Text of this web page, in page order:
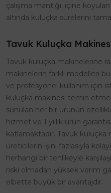
çalışma mantığı, içine
altında kuluçka sürelerini
Tavuk Kuluçka
Tavuk kuluçka makinelerine
makinelerin farklı modelleri
ve profesyonel kullanım için
kuluçka makinesi temin
sunulan her bir ürünün
hizmet ve 1 yıllık ürün
katlamaktadır. Tavuk kuluçka
üreticilerin işini fazlasıyla
herhangi bir tehlikeyle
riski olmadan yüksek verim
elbette büyük bir avantajdır.